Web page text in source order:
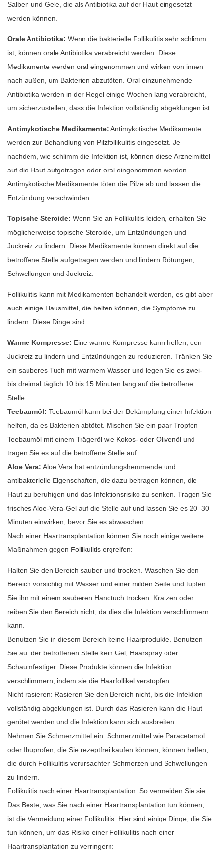
Salben und Gele, die als Antibiotika auf der Haut eingesetzt
werden können.
Orale Antibiotika: Wenn die bakterielle Follikulitis sehr schlimm
ist, können orale Antibiotika verabreicht werden. Diese
Medikamente werden oral eingenommen und wirken von innen
nach außen, um Bakterien abzutöten. Oral einzunehmende
Antibiotika werden in der Regel einige Wochen lang verabreicht,
um sicherzustellen, dass die Infektion vollständig abgeklungen ist.
Antimykotische Medikamente: Antimykotische Medikamente
werden zur Behandlung von Pilzfollikulitis eingesetzt. Je
nachdem, wie schlimm die Infektion ist, können diese Arzneimittel
auf die Haut aufgetragen oder oral eingenommen werden.
Antimykotische Medikamente töten die Pilze ab und lassen die
Entzündung verschwinden.
Topische Steroide: Wenn Sie an Follikulitis leiden, erhalten Sie
möglicherweise topische Steroide, um Entzündungen und
Juckreiz zu lindern. Diese Medikamente können direkt auf die
betroffene Stelle aufgetragen werden und lindern Rötungen,
Schwellungen und Juckreiz.
Follikulitis kann mit Medikamenten behandelt werden, es gibt aber
auch einige Hausmittel, die helfen können, die Symptome zu
lindern. Diese Dinge sind:
Warme Kompresse: Eine warme Kompresse kann helfen, den
Juckreiz zu lindern und Entzündungen zu reduzieren. Tränken Sie
ein sauberes Tuch mit warmem Wasser und legen Sie es zwei-
bis dreimal täglich 10 bis 15 Minuten lang auf die betroffene
Stelle.
Teebaumöl: Teebaumöl kann bei der Bekämpfung einer Infektion
helfen, da es Bakterien abtötet. Mischen Sie ein paar Tropfen
Teebaumöl mit einem Trägeröl wie Kokos- oder Olivenöl und
tragen Sie es auf die betroffene Stelle auf.
Aloe Vera: Aloe Vera hat entzündungshemmende und
antibakterielle Eigenschaften, die dazu beitragen können, die
Haut zu beruhigen und das Infektionsrisiko zu senken. Tragen Sie
frisches Aloe-Vera-Gel auf die Stelle auf und lassen Sie es 20–30
Minuten einwirken, bevor Sie es abwaschen.
Nach einer Haartransplantation können Sie noch einige weitere
Maßnahmen gegen Follikulitis ergreifen:
Halten Sie den Bereich sauber und trocken. Waschen Sie den
Bereich vorsichtig mit Wasser und einer milden Seife und tupfen
Sie ihn mit einem sauberen Handtuch trocken. Kratzen oder
reiben Sie den Bereich nicht, da dies die Infektion verschlimmern
kann.
Benutzen Sie in diesem Bereich keine Haarprodukte. Benutzen
Sie auf der betroffenen Stelle kein Gel, Haarspray oder
Schaumfestiger. Diese Produkte können die Infektion
verschlimmern, indem sie die Haarfollikel verstopfen.
Nicht rasieren: Rasieren Sie den Bereich nicht, bis die Infektion
vollständig abgeklungen ist. Durch das Rasieren kann die Haut
gerötet werden und die Infektion kann sich ausbreiten.
Nehmen Sie Schmerzmittel ein. Schmerzmittel wie Paracetamol
oder Ibuprofen, die Sie rezeptfrei kaufen können, können helfen,
die durch Follikulitis verursachten Schmerzen und Schwellungen
zu lindern.
Follikulitis nach einer Haartransplantation: So vermeiden Sie sie
Das Beste, was Sie nach einer Haartransplantation tun können,
ist die Vermeidung einer Follikulitis. Hier sind einige Dinge, die Sie
tun können, um das Risiko einer Follikulitis nach einer
Haartransplantation zu verringern: